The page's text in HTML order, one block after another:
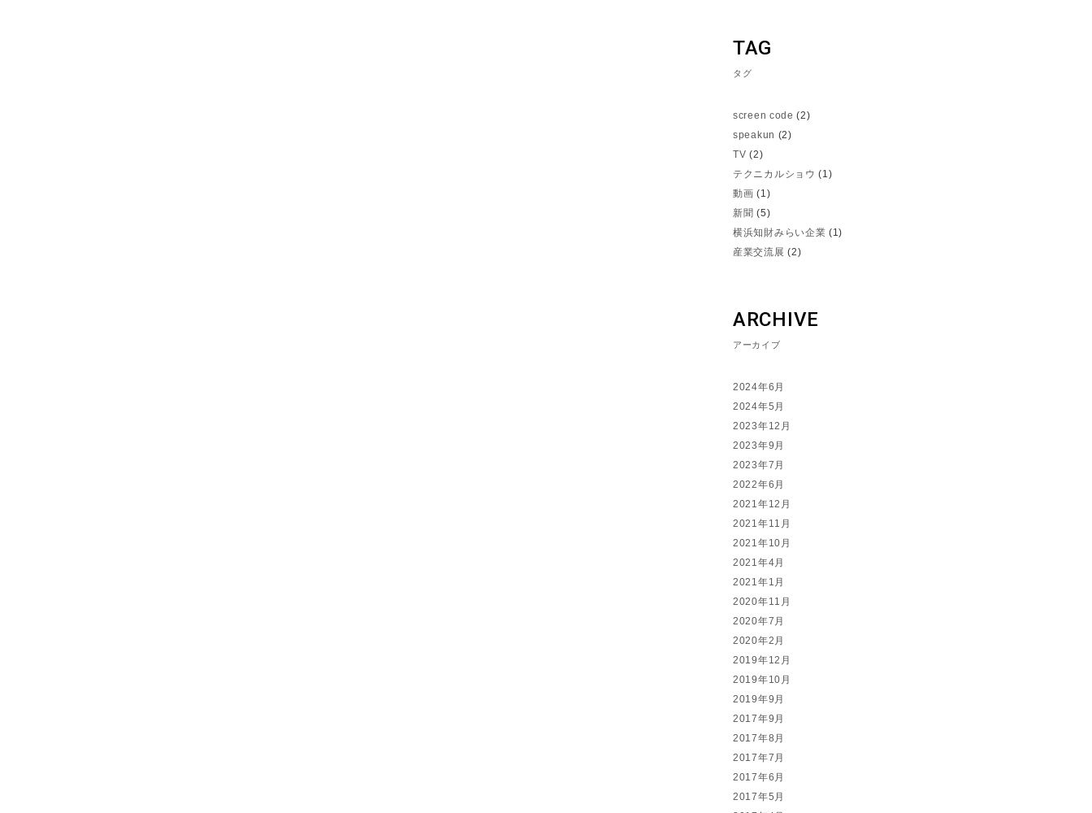
TAG
タグ
screen code (2)
speakun (2)
TV (2)
テクニカルショウ (1)
動画 (1)
新聞 (5)
横浜知財みらい企業 (1)
産業交流展 (2)
ARCHIVE
アーカイブ
2024年6月
2024年5月
2023年12月
2023年9月
2023年7月
2022年6月
2021年12月
2021年11月
2021年10月
2021年4月
2021年1月
2020年11月
2020年7月
2020年2月
2019年12月
2019年10月
2019年9月
2017年9月
2017年8月
2017年7月
2017年6月
2017年5月